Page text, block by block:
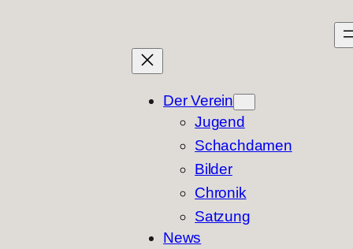
Der Verein
Jugend
Schachdamen
Bilder
Chronik
Satzung
News